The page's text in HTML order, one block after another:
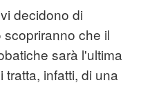
decidono di
che il
sarà l'ultima
infatti, di una